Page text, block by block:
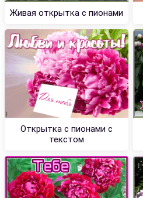
Живая открытка с пионами
Открытка с пионами с
текстом